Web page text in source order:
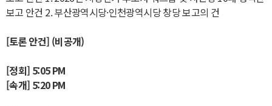
보고 안건 2. 부산광역시당·인천광역시당 창당 보고의 건
[토론 안건] (비공개)
[정회] 5:05 PM
[속개] 5:20 PM